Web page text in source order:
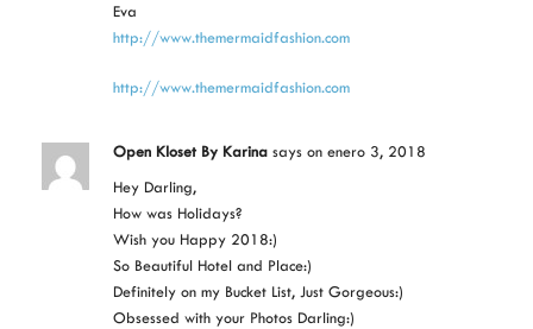
Eva
http://www.themermaidfashion.com
http://www.themermaidfashion.com
Open Kloset By Karina says on enero 3, 2018
Hey Darling,
How was Holidays?
Wish you Happy 2018:)
So Beautiful Hotel and Place:)
Definitely on my Bucket List, Just Gorgeous:)
Obsessed with your Photos Darling:)